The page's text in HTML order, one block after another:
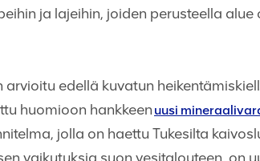
ja lajeihin, joiden perusteella alue
edellä kuvatun
huomioon hankkeen uusi
jolla on haettu Tukesilta